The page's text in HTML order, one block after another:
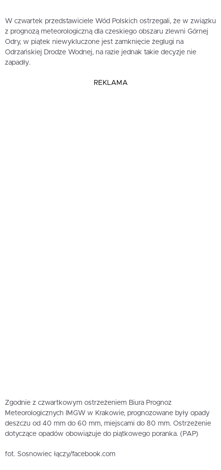
W czwartek przedstawiciele Wód Polskich ostrzegali, że w związku
z prognozą meteorologiczną dla czeskiego obszaru zlewni Górnej
Odry, w piątek niewykluczone jest zamknięcie żeglugi na
Odrzańskiej Drodze Wodnej, na razie jednak takie decyzje nie
zapadły.
REKLAMA
Zgodnie z czwartkowym ostrzeżeniem Biura Prognoz
Meteorologicznych IMGW w Krakowie, prognozowane były opady
deszczu od 40 mm do 60 mm, miejscami do 80 mm. Ostrzeżenie
dotyczące opadów obowiązuje do piątkowego poranka. (PAP)
fot. Sosnowiec łączy/facebook.com